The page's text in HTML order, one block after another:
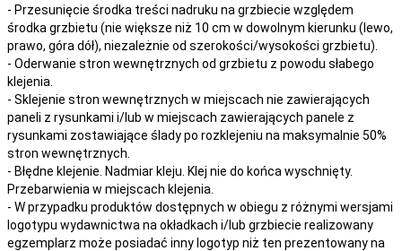
- Przesunięcie środka treści nadruku na grzbiecie względem
środka grzbietu (nie większe niż 10 cm w dowolnym kierunku (lewo,
prawo, góra dół), niezależnie od szerokości/wysokości grzbietu).
- Oderwanie stron wewnętrznych od grzbietu z powodu słabego
klejenia.
- Sklejenie stron wewnętrznych w miejscach nie zawierających
paneli z rysunkami i/lub w miejscach zawierających panele z
rysunkami zostawiające ślady po rozklejeniu na maksymalnie 50%
stron wewnętrznych.
- Błędne klejenie. Nadmiar kleju. Klej nie do końca wyschnięty.
Przebarwienia w miejscach klejenia.
- W przypadku produktów dostępnych w obiegu z różnymi wersjami
logotypu wydawnictwa na okładkach i/lub grzbiecie realizowany
egzemplarz może posiadać inny logotyp niż ten prezentowany na